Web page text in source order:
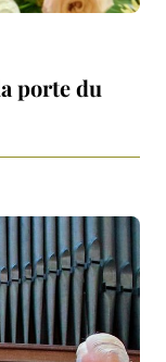
porte du